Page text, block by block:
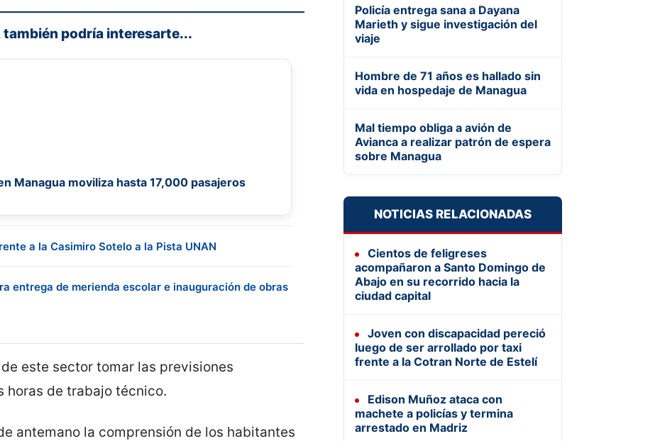
podría interesarte...
Managua moviliza hasta 17,000 pasajeros
a la Casimiro Sotelo a la Pista UNAN
entrega de merienda escolar e inauguración de obras
este sector tomar las previsiones
horas de trabajo técnico.
antemano la comprensión de los habitantes
Policía entrega sana a Dayana
Marieth y sigue investigación del
viaje
Hombre de 71 años es hallado sin
vida en hospedaje de Managua
Mal tiempo obliga a avión de
Avianca a realizar patrón de espera
sobre Managua
NOTICIAS RELACIONADAS
Cientos de feligreses
acompañaron a Santo Domingo de
Abajo en su recorrido hacia la
ciudad capital
Joven con discapacidad pereció
luego de ser arrollado por taxi
frente a la Cotran Norte de Estelí
Edison Muñoz ataca con
machete a policías y termina
arrestado en Madriz